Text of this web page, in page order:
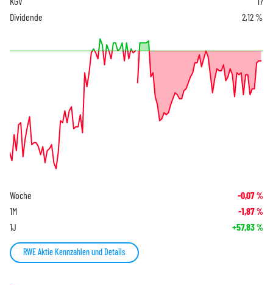
Dividende
2,12 %
Woche -0,07%
1M -1,87%
1J +57,83%
RWE Aktie Kennzahlen und Details